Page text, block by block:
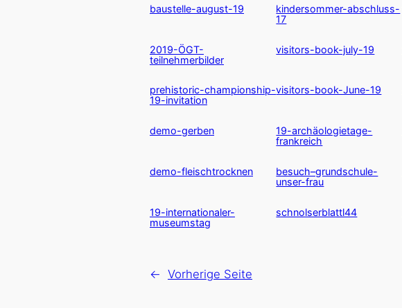
baustelle-august-19
kindersommer-abschluss-
17
2019-ÖGT-
teilnehmerbilder
visitors-book-july-19
prehistoric-championship-
19-invitation
visitors-book-June-19
demo-gerben
19-archäologietage-
frankreich
demo-fleischtrocknen
besuch–grundschule-
unser-frau
19-internationaler-
museumstag
schnolserblattl44
← Vorherige Seite